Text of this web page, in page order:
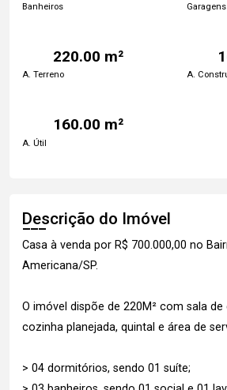
Banheiros Garagens
220.00 m²
A. Terreno A.
160.00 m²
A. Útil
Descrição do Imóvel
Casa à venda por R$ 700.000,00 no
Americana/SP.
O imóvel dispõe de 220M² com sala de
cozinha planejada, quintal e área de
> 04 dormitórios, sendo 01 suíte;